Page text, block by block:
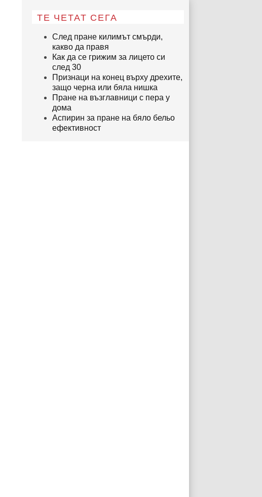
ТЕ ЧЕТАТ СЕГА
След пране килимът смърди,
какво да правя
Как да се грижим за лицето си
след 30
Признаци на конец върху дрехите,
защо черна или бяла нишка
Пране на възглавници с пера у
дома
Аспирин за пране на бяло бельо
ефективност